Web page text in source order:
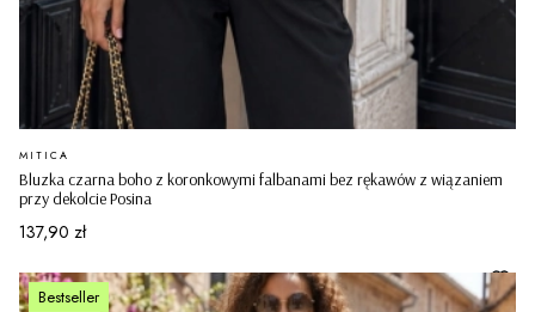
Bluzka czarna boho z koronkowymi falbanami bez rękawów z wiązaniem
przy dekolcie Posina
PRODUCENT
MITICA
Cena
137,90 zł
Bestseller